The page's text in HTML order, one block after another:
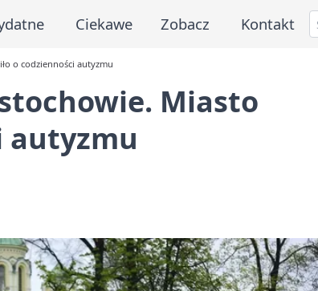
Ciekawe Zobacz Kontakt
o codzienności autyzmu
Miasto
autyzmu